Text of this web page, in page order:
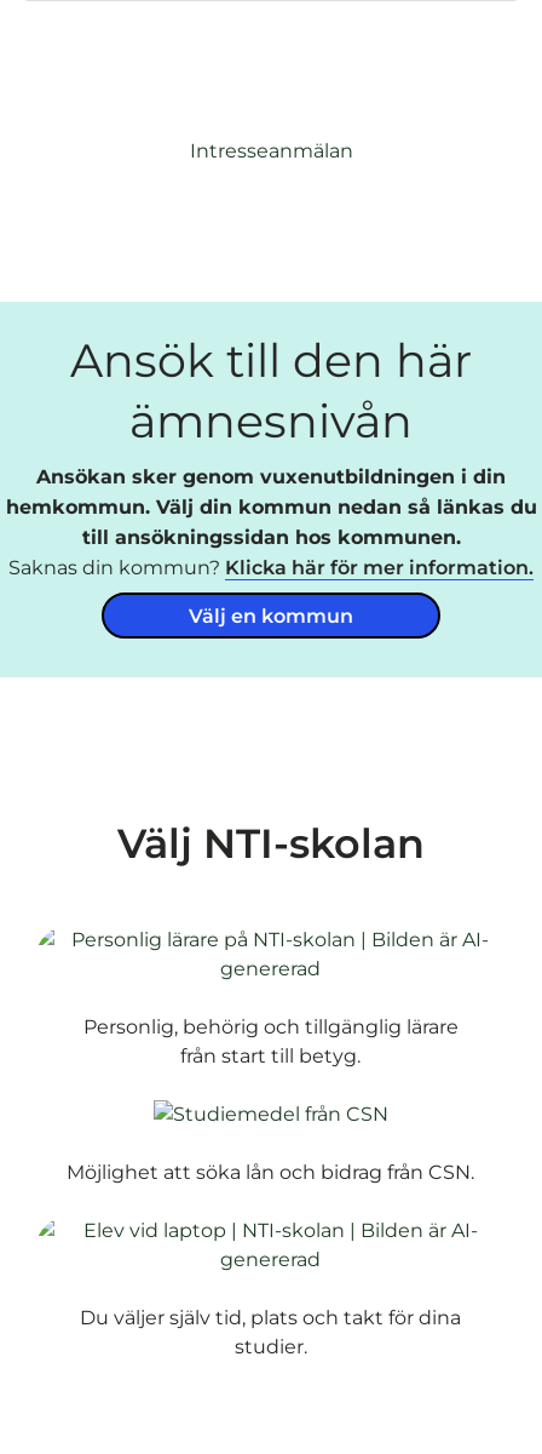
Intresseanmälan
Ansök till den här
ämnesnivån
Ansökan sker genom vuxenutbildningen i din
hemkommun. Välj din kommun nedan så länkas du
till ansökningssidan hos kommunen.
Saknas din kommun? Klicka här för mer information.
Välj en kommun
Välj NTI-skolan
Personlig, behörig och tillgänglig lärare
från start till betyg.
Möjlighet att söka lån och bidrag från CSN.
Du väljer själv tid, plats och takt för dina
studier.